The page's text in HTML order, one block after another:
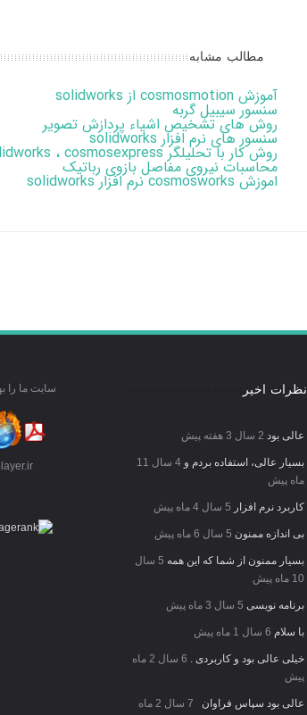
مطالب مشابه
آموزش cosmosmotion از solidworks
سنسور سیبیل گربه
روش های تشخیص اشیاء پردازش تصویر
سنسور های نرم افزار solidworks
روش کار با تحلیلگر solidworks ، cosmosexpress
محاسبات نیروی مفاصل بازوی رباتیک
اموزش cosmosworks نرم افزار solidworks
سایت ما را نظرات اخیر
عالی بود 2 سال 3 هفته پیش
بسیار عالی، استفاده بردم و
4 سال 11
ماه پیش
کاربرد نرم افزار 5 سال 4 ماه پیش
بی اندازه ممنون 5 سال 6 ماه پیش
بسیار ممنون از شما که این همه
5 سال
10 ماه پیش
برنامه نویسی 5 سال 3 ماه پیش
با سلام 6 سال 1 ماه پیش
خیلی عالی بود و کاربردی .
6 سال 2 ماه
پیش
عالی بود سپاس فراوان 7 سال 2 ماه